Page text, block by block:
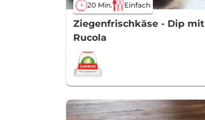
20 Min. Einfach
Ziegenfrischkäse - Dip mit
Rucola